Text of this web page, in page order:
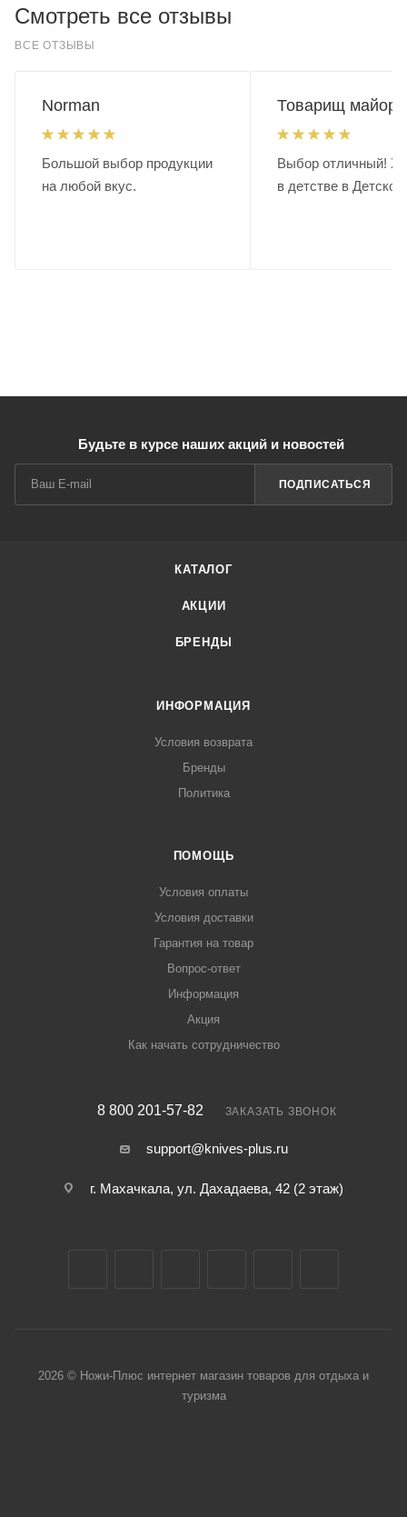
Смотреть все отзывы
ВСЕ ОТЗЫВЫ
Norman
Большой выбор продукции
на любой вкус.
Товарищ майор.
Выбор отличный!
в детстве в
Будьте в курсе наших акций и новостей
ПОДПИСАТЬСЯ
КАТАЛОГ
АКЦИИ
БРЕНДЫ
ИНФОРМАЦИЯ
Условия возврата
Бренды
Политика
ПОМОЩЬ
Условия оплаты
Условия доставки
Гарантия на товар
Вопрос-ответ
Информация
Акция
Как начать сотрудничество
8 800 201-57-82 ЗАКАЗАТЬ ЗВОНОК
support@knives-plus.ru
г. Махачкала, ул. Дахадаева, 42 (2 этаж)
2026 © Ножи-Плюс интернет магазин товаров для отдыха и
туризма